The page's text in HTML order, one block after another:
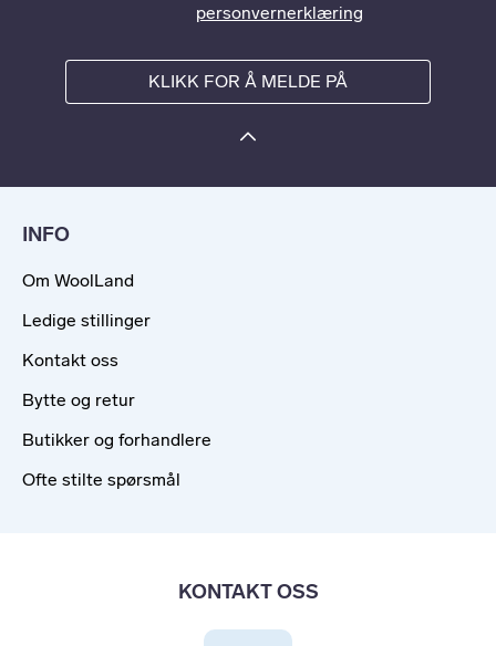
personvernerklæring
KLIKK FOR Å MELDE PÅ
INFO
Om WoolLand
Ledige stillinger
Kontakt oss
Bytte og retur
Butikker og forhandlere
Ofte stilte spørsmål
KONTAKT OSS